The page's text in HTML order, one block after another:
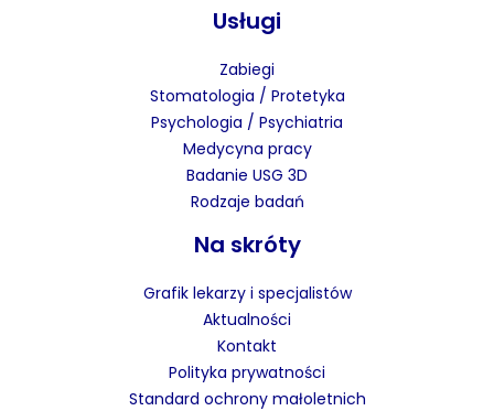
Usługi
Zabiegi
Stomatologia / Protetyka
Psychologia / Psychiatria
Medycyna pracy
Badanie USG 3D
Rodzaje badań
Na skróty
Grafik lekarzy i specjalistów
Aktualności
Kontakt
Polityka prywatności
Standard ochrony małoletnich